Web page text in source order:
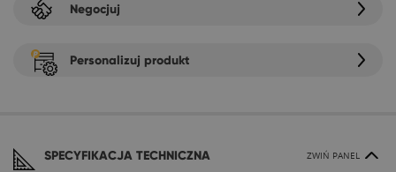
Negocjuj
Personalizuj produkt
SPECYFIKACJA TECHNICZNA ZWIŃ PANEL